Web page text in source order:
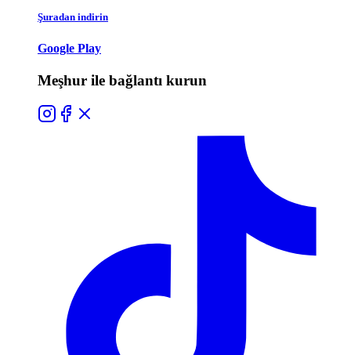
Şuradan indirin
Google Play
Meşhur ile bağlantı kurun